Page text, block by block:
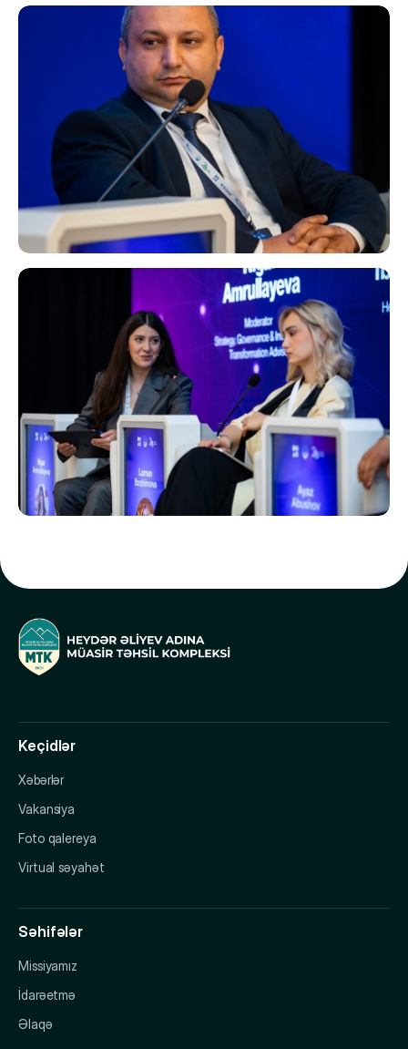
Keçidlər
Xəbərlər
Vakansiya
Foto qalereya
Virtual səyahət
Səhifələr
Missiyamız
İdarəetmə
Əlaqə